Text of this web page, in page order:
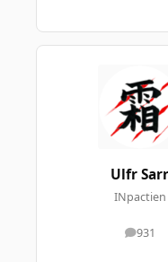
Ulfr Sarr
INpactien
931